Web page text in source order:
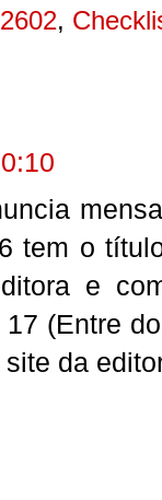
,
tem o
e
(Entre
da